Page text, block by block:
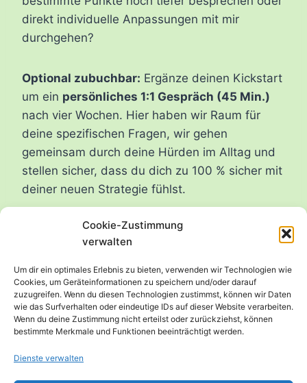
Cookie-Zustimmung
verwalten
Um dir ein optimales Erlebnis zu bieten, verwenden wir Technologien wie
Cookies, um Geräteinformationen zu speichern und/oder darauf
zuzugreifen. Wenn du diesen Technologien zustimmst, können wir Daten
wie das Surfverhalten oder eindeutige IDs auf dieser Website verarbeiten.
Wenn du deine Zustimmung nicht erteilst oder zurückziehst, können
bestimmte Merkmale und Funktionen beeinträchtigt werden.
Dienste verwalten
direkt individuelle Anpassungen mit mir
durchgehen?
Optional zubuchbar: Ergänze deinen Kickstart
um ein persönliches 1:1 Gespräch (45 Min.)
nach vier Wochen. Hier haben wir Raum für
deine spezifischen Fragen, wir gehen
gemeinsam durch deine Hürden im Alltag und
stellen sicher, dass du dich zu 100 % sicher mit
deiner neuen Strategie fühlst.
Einfach direkt bei der Buchung die
Premium-Variante dazubuchen
Jetzt Premiumvariante buchen und 100%
Experience sichern